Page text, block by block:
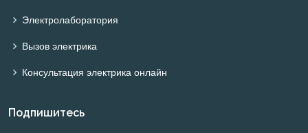
Электролаборатория
Вызов электрика
Консультация электрика онлайн
Подпишитесь